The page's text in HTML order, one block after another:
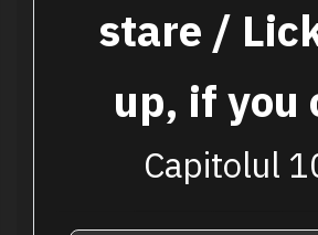
stare /
up, if you
Capitolul